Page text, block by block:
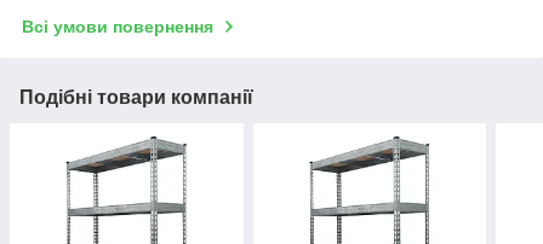
Всі умови повернення
Подібні товари компанії